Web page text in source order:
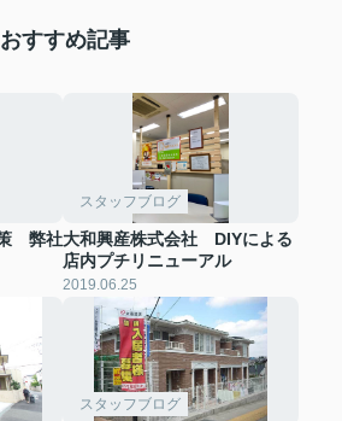
すすめ記事
策 弊社
スタッフブログ
大和興産株式会社 DIYによる
店内プチリニューアル
2019.06.25
スタッフブログ